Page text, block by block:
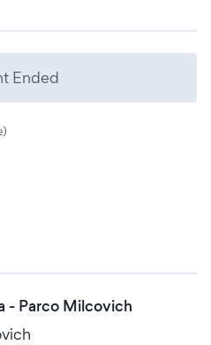
Ended
- Parco Milcovich